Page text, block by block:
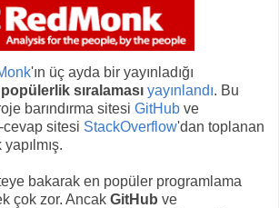
'ın üç ayda bir yayınladığı
sıralaması yayınlandı. Bu
barındırma sitesi GitHub ve
sitesi StackOverflow'dan toplanan
bakarak en popüler programlama
çok zor. Ancak GitHub ve